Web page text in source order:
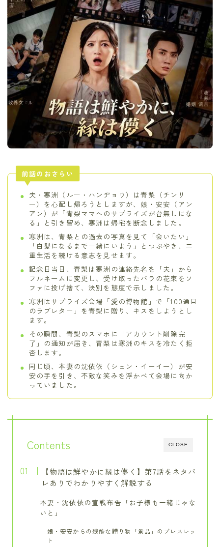
前話のおさらい
夫・寒洲（ルー・ハンヂョウ）は青梨（チンリ
ー）を心配し帰ろうとしますが、娘・安安（アン
アン）が「青梨ママへのサプライズが台無しにな
る」と引き留め、寒洲は帰宅を断念しました。
寒洲は、青梨との過去の写真を見て「会いたい」
「白髪になるまで一緒にいよう」とつぶやき、二
重生活を続ける意志を見せます。
記念日当日、青梨は寒洲の連絡先名を「夫」から
フルネームに変更し、受け取ったバラの花束をソ
ファに投げ捨て、決別を態度で示しました。
寒洲はサプライズ会場「愛の博物館」で「100通目
のラブレター」を青梨に贈り、キスをしようとし
ます。
その瞬間、青梨のスマホに「アカウント削除完
了」の通知が届き、青梨は寒洲のキスを冷たく拒
否します。
同じ頃、本妻の沈依依（シェン・イーイー）が安
安の手を引き、不敵な笑みを浮かべて会場に向か
っていました。
CLOSE
Contents
【物語は鮮やかに縁は儚く】第7話をネタバ
レありでわかりやすく解説する
本妻・沈依依の宣戦布告「お子様も一緒じゃな
いと」
娘・安安からの残酷な贈り物「景品」のブレスレッ
ト